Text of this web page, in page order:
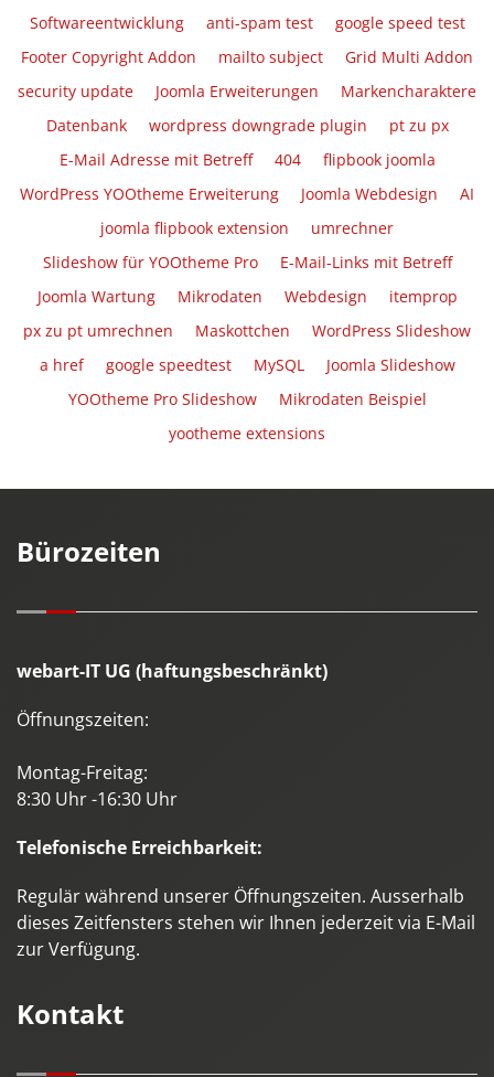
Softwareentwicklung anti-spam test
google speed test
Footer Copyright Addon
mailto subject
Grid Multi Addon
security update
Joomla Erweiterungen
Markencharaktere
Datenbank
wordpress downgrade plugin
pt zu px
E-Mail Adresse mit Betreff
404
flipbook joomla
WordPress YOOtheme Erweiterung
Joomla Webdesign
AI
joomla flipbook extension
umrechner
Slideshow für YOOtheme Pro
E-Mail-Links mit Betreff
Joomla Wartung
Mikrodaten Webdesign
itemprop
px zu pt umrechnen
Maskottchen
WordPress Slideshow
a href
google speedtest MySQL
Joomla Slideshow
YOOtheme Pro Slideshow
Mikrodaten Beispiel
yootheme extensions
Bürozeiten
webart-IT UG (haftungsbeschränkt)
Öffnungszeiten:
Montag-Freitag:
8:30 Uhr -16:30 Uhr
Telefonische Erreichbarkeit:
Regulär während unserer Öffnungszeiten. Ausserhalb
dieses Zeitfensters stehen wir Ihnen jederzeit via E-Mail
zur Verfügung.
Kontakt